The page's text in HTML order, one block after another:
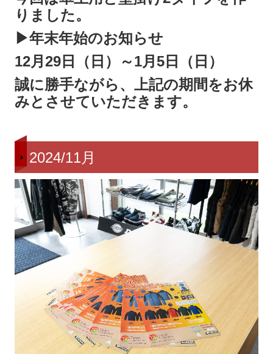
りました。
▶年末年始のお知らせ
12月29日（日）～1月5日（日）
誠に勝手ながら、上記の期間をお休
みとさせていただきます。
2024/11月